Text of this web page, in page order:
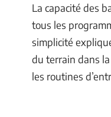
La capacité des
tous les
simplicité
du terrain dans la
les routines